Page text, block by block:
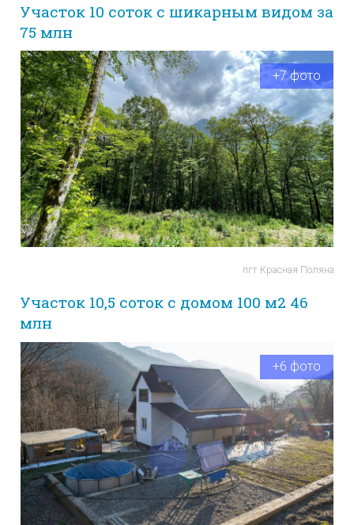
Участок 10 соток с шикарным видом за
75 млн
+7 фото
пгт Красная Поляна
Участок 10,5 соток с домом 100 м2 46
млн
+6 фото